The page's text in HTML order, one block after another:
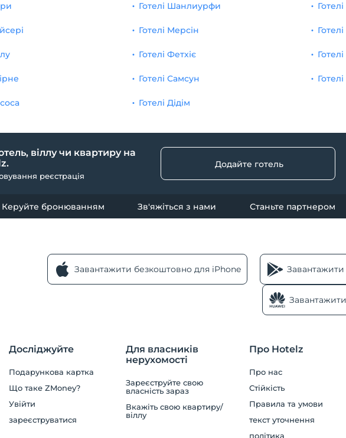
Готелі Шанлиурфи
Готелі Мерсін
Готелі Фетхіє
Готелі Самсун
Готелі Дідім
віллу чи квартиру на
реєстрація
Додайте готель
Керуйте бронюванням Зв'яжіться з нами Станьте партнером
Завантажити безкоштовно для iPhone
Досліджуйте
Подарункова картка
Що таке ZMoney?
Увійти
зареєструватися
Для власників
нерухомості
Зареєструйте свою
власність зараз
Вкажіть свою квартиру/
віллу
Про Hotelz
Про нас
Стійкість
Правила та умови
текст уточнення
політика